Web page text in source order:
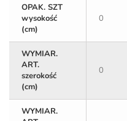
OPAK. SZT
wysokość
(cm)
0
WYMIAR.
ART.
szerokość
(cm)
0
WYMIAR.